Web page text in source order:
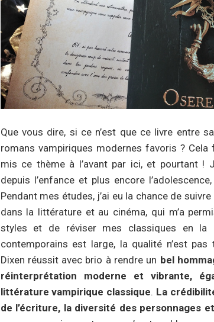
Que vous dire, si ce n’est que ce livre entre
romans vampiriques modernes favoris ? Cela
mis ce thème à l’avant par ici, et pourtant !
depuis l’enfance et plus encore
Pendant mes études, j’ai eu la chance de
dans la littérature et au cinéma, qui m’a
styles et de réviser mes classiques en la
contemporains est large, la qualité n’est
Dixen réussit avec brio à rendre un bel
réinterprétation moderne et vibrante,
littérature vampirique classique. La
de l’écriture, la diversité des personnages